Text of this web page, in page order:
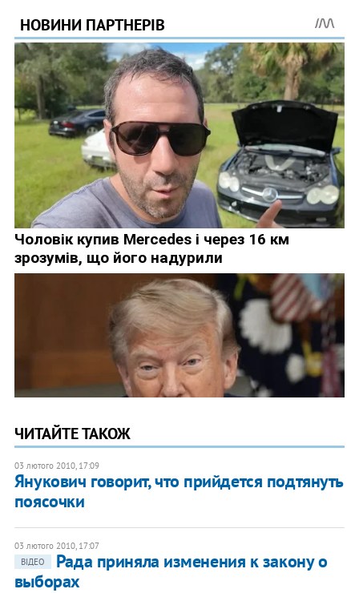
ЧИТАЙТЕ ТАКОЖ
03 лютого 2010, 17:09
Янукович говорит, что прийдется подтянуть
поясочки
03 лютого 2010, 17:07
ВІДЕО
Рада приняла изменения к закону о
выборах